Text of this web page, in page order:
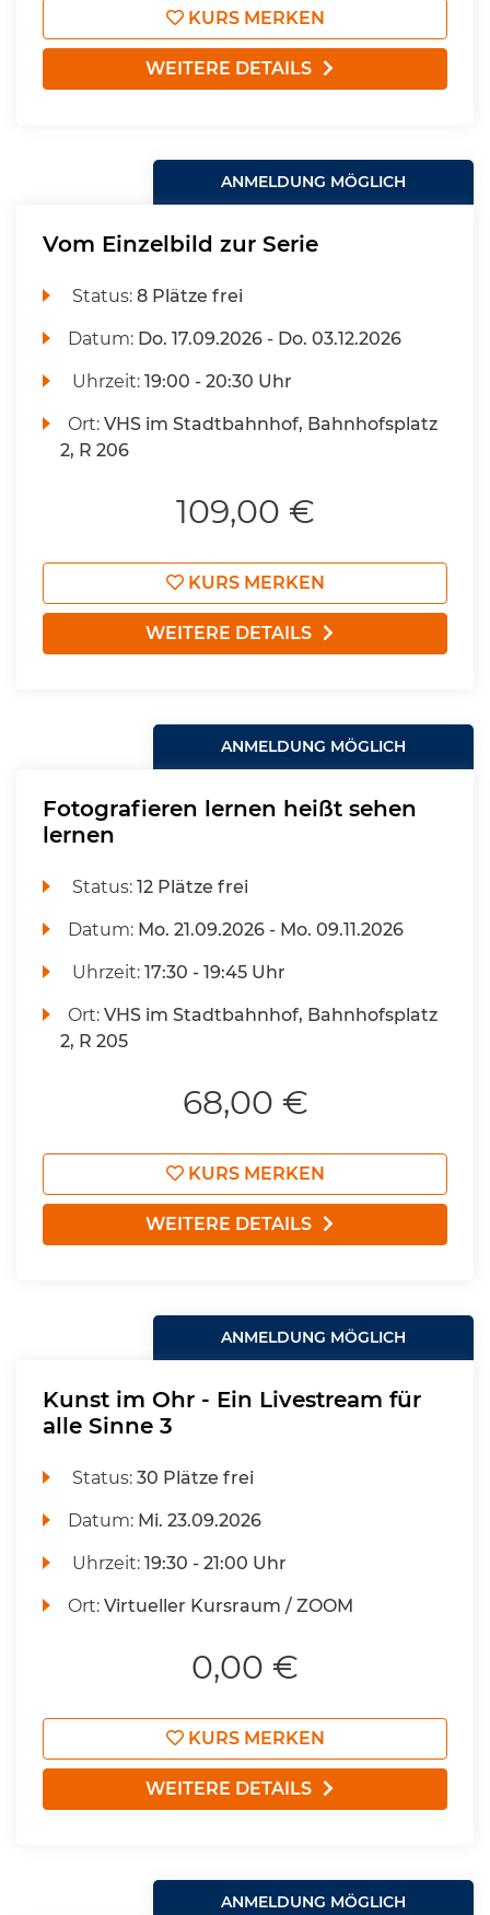
KURS MERKEN
WEITERE DETAILS
ANMELDUNG MÖGLICH
Vom Einzelbild zur Serie
Status:8 Plätze frei
Datum: Do. 17.09.2026 - Do. 03.12.2026
Uhrzeit:19:00 - 20:30 Uhr
Ort:VHS im Stadtbahnhof, Bahnhofsplatz
2, R 206
109,00 €
KURS MERKEN
WEITERE DETAILS
ANMELDUNG MÖGLICH
Fotografieren lernen heißt sehen
lernen
Status:12 Plätze frei
Datum: Mo. 21.09.2026 - Mo. 09.11.2026
Uhrzeit:17:30 - 19:45 Uhr
Ort:VHS im Stadtbahnhof, Bahnhofsplatz
2, R 205
68,00 €
KURS MERKEN
WEITERE DETAILS
ANMELDUNG MÖGLICH
Kunst im Ohr - Ein Livestream für
alle Sinne 3
Status:30 Plätze frei
Datum: Mi. 23.09.2026
Uhrzeit:19:30 - 21:00 Uhr
Ort:Virtueller Kursraum / ZOOM
0,00 €
KURS MERKEN
WEITERE DETAILS
ANMELDUNG MÖGLICH